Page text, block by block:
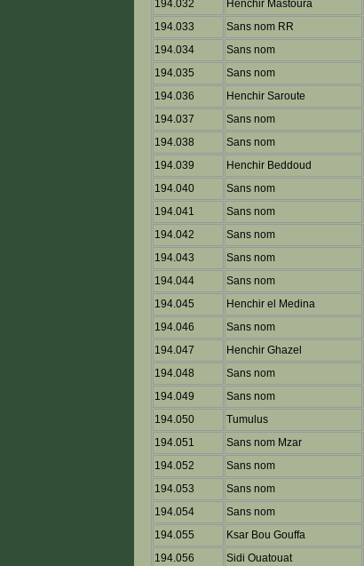
194.032
Henchir Mastoura
194.033
Sans nom RR
194.034
Sans nom
194.035
Sans nom
194.036
Henchir Saroute
194.037
Sans nom
194.038
Sans nom
194.039
Henchir Beddoud
194.040
Sans nom
194.041
Sans nom
194.042
Sans nom
194.043
Sans nom
194.044
Sans nom
194.045
Henchir el Medina
194.046
Sans nom
194.047
Henchir Ghazel
194.048
Sans nom
194.049
Sans nom
194.050
Tumulus
194.051
Sans nom Mzar
194.052
Sans nom
194.053
Sans nom
194.054
Sans nom
194.055
Ksar Bou Gouffa
194.056
Sidi Ouatouat